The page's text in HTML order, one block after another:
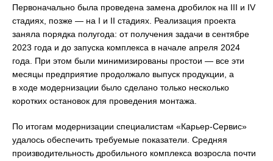
Первоначально была проведена замена дробилок на III и IV
стадиях, позже — на I и II стадиях. Реализация проекта
заняла порядка полугода: от получения задачи в сентябре
2023 года и до запуска комплекса в начале апреля 2024
года. При этом были минимизированы простои — все эти
месяцы предприятие продолжало выпуск продукции, а
в ходе модернизации было сделано только несколько
коротких остановок для проведения монтажа.
По итогам модернизации специалистам «Карьер-Сервис»
удалось обеспечить требуемые показатели. Средняя
производительность дробильного комплекса возросла почти